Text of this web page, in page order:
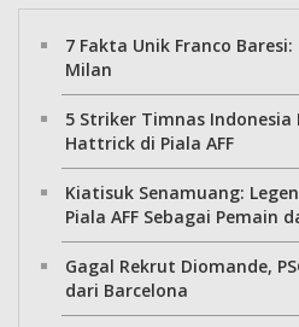
7 Fakta Unik Franco
Milan
5 Striker Timnas Indonesia
Hattrick di Piala AFF
Kiatisuk Senamuang:
Piala AFF Sebagai Pemain
Gagal Rekrut Diomande,
dari Barcelona